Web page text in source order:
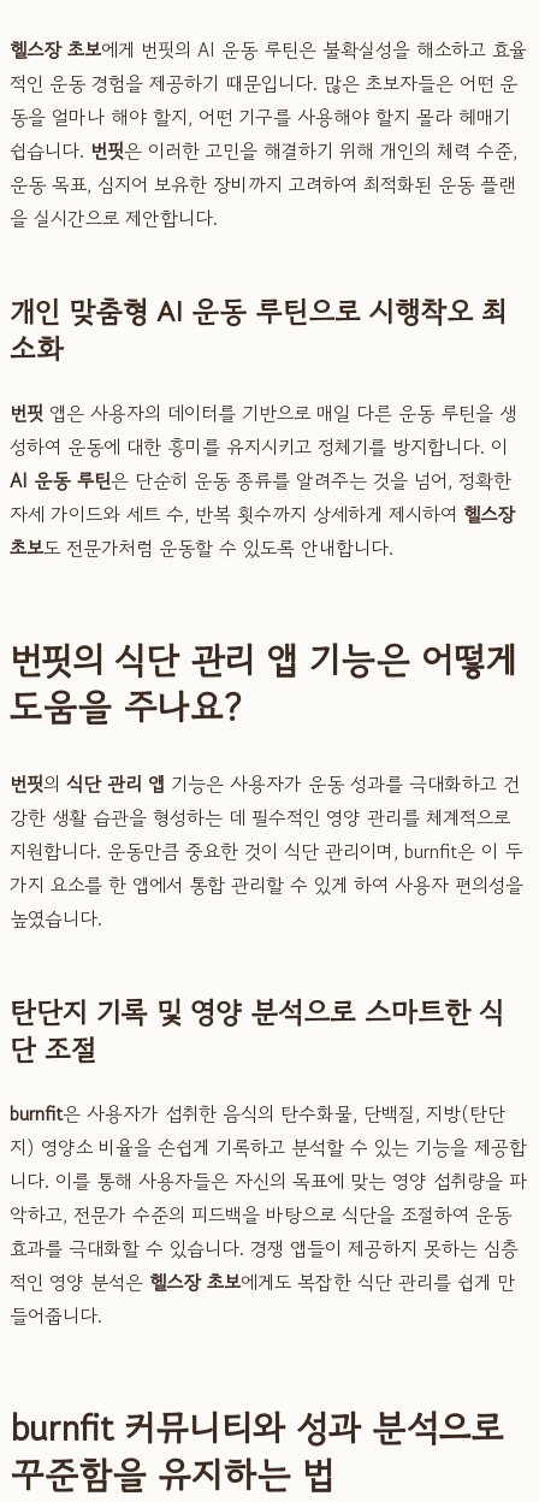
헬스장 초보에게 번핏의 AI 운동 루틴은 불확실성을 해소하고 효율
적인 운동 경험을 제공하기 때문입니다. 많은 초보자들은 어떤 운
동을 얼마나 해야 할지, 어떤 기구를 사용해야 할지 몰라 헤매기
쉽습니다. 번핏은 이러한 고민을 해결하기 위해 개인의 체력 수준,
운동 목표, 심지어 보유한 장비까지 고려하여 최적화된 운동 플랜
을 실시간으로 제안합니다.
개인 맞춤형 AI 운동 루틴으로 시행착오 최
소화
번핏 앱은 사용자의 데이터를 기반으로 매일 다른 운동 루틴을 생
성하여 운동에 대한 흥미를 유지시키고 정체기를 방지합니다. 이
AI 운동 루틴은 단순히 운동 종류를 알려주는 것을 넘어, 정확한
자세 가이드와 세트 수, 반복 횟수까지 상세하게 제시하여 헬스장
초보도 전문가처럼 운동할 수 있도록 안내합니다.
번핏의 식단 관리 앱 기능은 어떻게
도움을 주나요?
번핏의 식단 관리 앱 기능은 사용자가 운동 성과를 극대화하고 건
강한 생활 습관을 형성하는 데 필수적인 영양 관리를 체계적으로
지원합니다. 운동만큼 중요한 것이 식단 관리이며, burnfit은 이 두
가지 요소를 한 앱에서 통합 관리할 수 있게 하여 사용자 편의성을
높였습니다.
탄단지 기록 및 영양 분석으로 스마트한 식
단 조절
burnfit은 사용자가 섭취한 음식의 탄수화물, 단백질, 지방(탄단
지) 영양소 비율을 손쉽게 기록하고 분석할 수 있는 기능을 제공합
니다. 이를 통해 사용자들은 자신의 목표에 맞는 영양 섭취량을 파
악하고, 전문가 수준의 피드백을 바탕으로 식단을 조절하여 운동
효과를 극대화할 수 있습니다. 경쟁 앱들이 제공하지 못하는 심층
적인 영양 분석은 헬스장 초보에게도 복잡한 식단 관리를 쉽게 만
들어줍니다.
burnfit 커뮤니티와 성과 분석으로
꾸준함을 유지하는 법